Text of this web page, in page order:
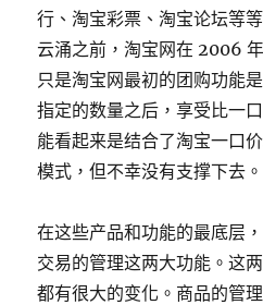
行、淘宝彩票、淘宝论坛等
云涌之前，淘宝网在 2006
只是淘宝网最初的团购功能
指定的数量之后，享受比一
能看起来是结合了淘宝一口
模式，但不幸没有支撑下去。
在这些产品和功能的最底层
交易的管理这两大功能。这
都有很大的变化。商品的管